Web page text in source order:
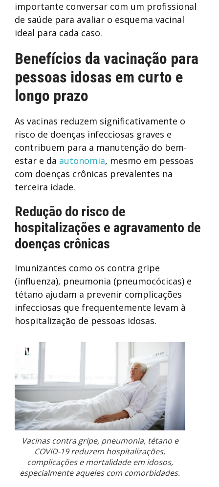
importante conversar com um profissional
de saúde para avaliar o esquema vacinal
ideal para cada caso.
Benefícios da vacinação para
pessoas idosas em curto e
longo prazo
As vacinas reduzem significativamente o
risco de doenças infecciosas graves e
contribuem para a manutenção do bem-
estar e da autonomia, mesmo em pessoas
com doenças crônicas prevalentes na
terceira idade.
Redução do risco de
hospitalizações e agravamento de
doenças crônicas
Imunizantes como os contra gripe
(influenza), pneumonia (pneumocócicas) e
tétano ajudam a prevenir complicações
infecciosas que frequentemente levam à
hospitalização de pessoas idosas.
Vacinas contra gripe, pneumonia, tétano e
COVID-19 reduzem hospitalizações,
complicações e mortalidade em idosos,
especialmente aqueles com comorbidades.